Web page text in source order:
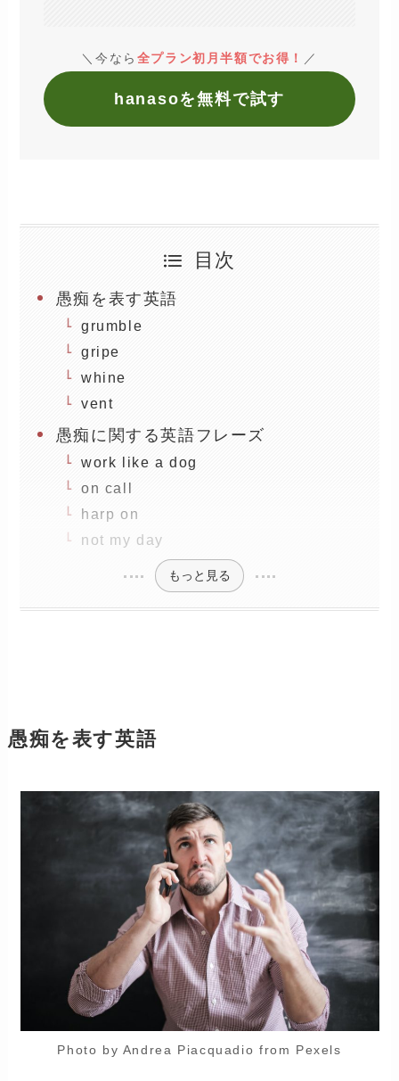
＼今なら 全プラン初月半額でお得！ ／
hanasoを無料で試す
目次
愚痴を表す英語
grumble
gripe
whine
vent
愚痴に関する英語フレーズ
work like a dog
on call
harp on
not my day
もっと見る
愚痴を表す英語
Photo by Andrea Piacquadio from Pexels